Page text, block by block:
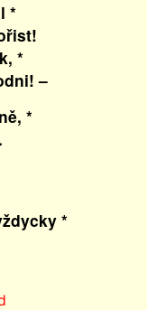
*
*
–
*
*